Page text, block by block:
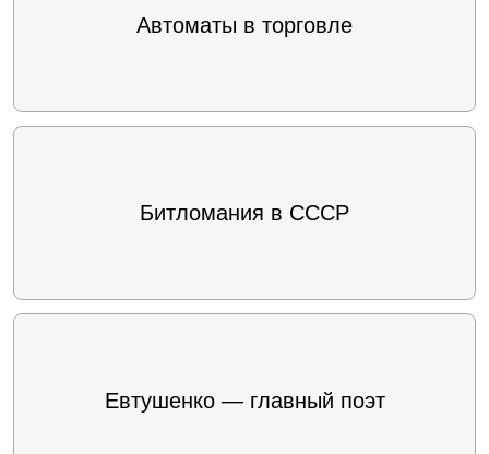
Автоматы в торговле
Битломания в СССР
Евтушенко — главный поэт